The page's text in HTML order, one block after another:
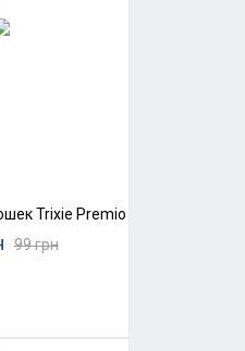
Trixie Premio Chicken Mini
99 грн